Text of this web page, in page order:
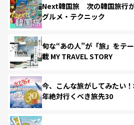
Next韓国旅 次の韓国旅行
グルメ・テクニック
旬な“あの人”が「旅」をテ
載 MY TRAVEL STORY
今、こんな旅がしてみたい
年絶対行くべき旅先30